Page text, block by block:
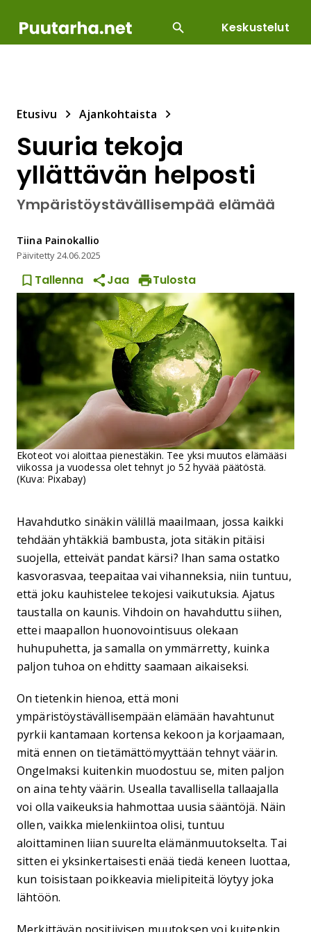
Keskustelut
Etusivu Ajankohtaista
Suuria tekoja
yllättävän helposti
Ympäristöystävällisempää elämää
Tiina Painokallio
Päivitetty24.06.2025
Tallenna Jaa Tulosta
Ekoteot voi aloittaa pienestäkin. Tee yksi muutos elämääsi
viikossa ja vuodessa olet tehnyt jo 52 hyvää päätöstä.
(Kuva: Pixabay)
Havahdutko sinäkin välillä maailmaan, jossa kaikki
tehdään yhtäkkiä bambusta, jota sitäkin pitäisi
suojella, etteivät pandat kärsi? Ihan sama ostatko
kasvorasvaa, teepaitaa vai vihanneksia, niin tuntuu,
että joku kauhistelee tekojesi vaikutuksia. Ajatus
taustalla on kaunis. Vihdoin on havahduttu siihen,
ettei maapallon huonovointisuus olekaan
huhupuhetta, ja samalla on ymmärretty, kuinka
paljon tuhoa on ehditty saamaan aikaiseksi.
On tietenkin hienoa, että moni
ympäristöystävällisempään elämään havahtunut
pyrkii kantamaan kortensa kekoon ja korjaamaan,
mitä ennen on tietämättömyyttään tehnyt väärin.
Ongelmaksi kuitenkin muodostuu se, miten paljon
on aina tehty väärin. Usealla tavallisella tallaajalla
voi olla vaikeuksia hahmottaa uusia sääntöjä. Näin
ollen, vaikka mielenkiintoa olisi, tuntuu
aloittaminen liian suurelta elämänmuutokselta. Tai
sitten ei yksinkertaisesti enää tiedä keneen luottaa,
kun toisistaan poikkeavia mielipiteitä löytyy joka
lähtöön.